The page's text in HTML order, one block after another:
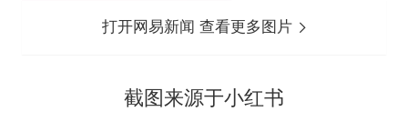
打开网易新闻 查看更多图片
截图来源于小红书